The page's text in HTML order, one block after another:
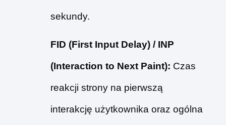
sekundy.
FID (First Input Delay) / INP
(Interaction to Next Paint): Czas
reakcji strony na pierwszą
interakcję użytkownika oraz ogólna